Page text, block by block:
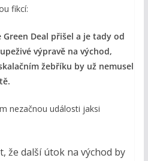
fikcí:
Deal přišel a je tady od
výpravě na východ,
žebříku by už nemusel
nezačnou události jaksi
že další útok na východ by